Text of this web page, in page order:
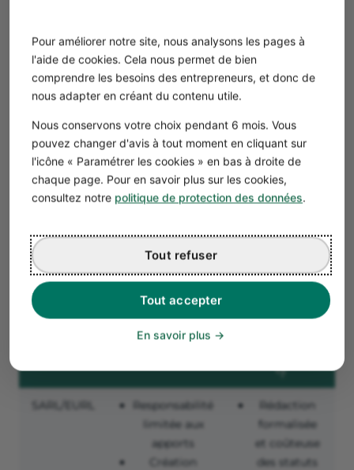
Pour améliorer notre site, nous analysons les pages à
l'aide de cookies. Cela nous permet de bien
comprendre les besoins des entrepreneurs, et donc de
nous adapter en créant du contenu utile.
Nous conservons votre choix pendant 6 mois. Vous
pouvez changer d'avis à tout moment en cliquant sur
l'icône « Paramétrer les cookies » en bas à droite de
chaque page. Pour en savoir plus sur les cookies,
consultez notre politique de protection des données.
Tout accepter
Tout refuser
En savoir plus
société)
Bon à savoir
💡 En micro-entreprise, la limite du chiffre
d'affaires (CA) et de 83 600 € HTpour les
charpentiers artisans du bâtiment. Si vous
comptez revendre des matériaux, le plafond de
CA est de 203 100 €.
👉 En société, vous pouvez exercer sous la forme de :
la
société à responsabilité limitée (SARL)
unipersonnelle (l’EURL) ;
ou la
société par actions simplifiée (SAS)
unipersonnelle (la
👎
SARL/EURL
Responsabilité
limitée aux
apports
Création
Rédaction
formalisée
et coûteuse
des statuts